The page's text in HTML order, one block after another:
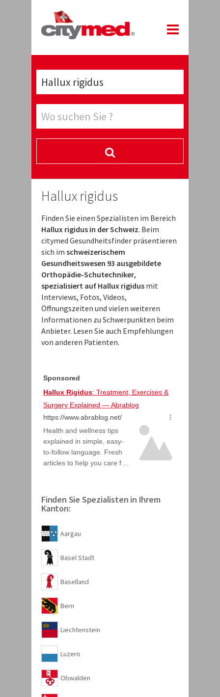
Hallux rigidus
Finden Sie einen Spezialisten im Bereich
Hallux rigidus in der Schweiz. Beim
citymed Gesundheitsfinder präsentieren
sich im schweizerischem
Gesundheitswesen 93 ausgebildete
Orthopädie-Schutechniker,
spezialisiert auf Hallux rigidus mit
Interviews, Fotos, Videos,
Öffnungszeiten und vielen weiteren
Informationen zu Schwerpunkten beim
Anbieter. Lesen Sie auch Empfehlungen
von anderen Patienten.
Finden Sie Spezialisten in Ihrem
Kanton:
Aargau
Basel Stadt
Baselland
Bern
Liechtenstein
Luzern
Obwalden